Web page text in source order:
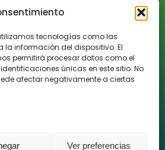
tecnologías como las
información del dispositivo. El
permitirá procesar datos como el
únicas en este sitio. No
afectar negativamente a ciertas
Ver preferencias